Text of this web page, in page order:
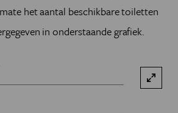
het aantal beschikbare toiletten
in onderstaande grafiek.